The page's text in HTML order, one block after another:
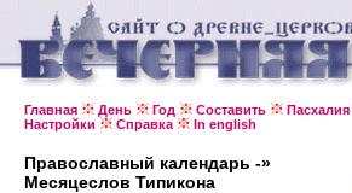
Главная День Год Составить Пасхалия
Настройки
Справка In english
Православный календарь -»
Месяцеслов Типикона